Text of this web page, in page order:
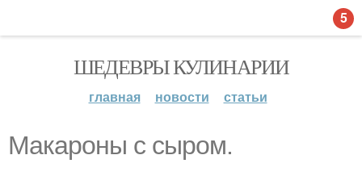
ШЕДЕВРЫ КУЛИНАРИИ
главная новости статьи
Макароны с сыром.
5